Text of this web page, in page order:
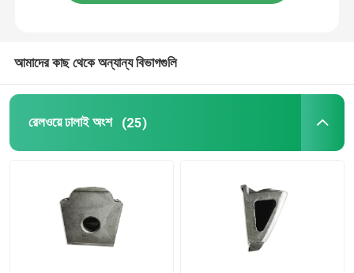
ট্রেন গ্যাংওয়ে
লোকোমোটিভ খুচরা যন্ত্রাংশ
রেলওয়ে সম্পর্কিত সরঞ্জাম
আমাদের কাছ থেকে অন্যান্য বিভাগগুলি
রেলওয়ে ঢালাই অংশ (25)